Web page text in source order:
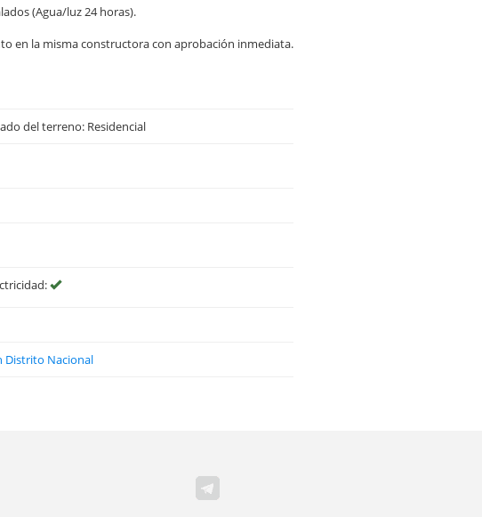
(Agua/luz 24 horas).
en la misma constructora con aprobación inmediata.
del terreno: Residencial
Distrito Nacional